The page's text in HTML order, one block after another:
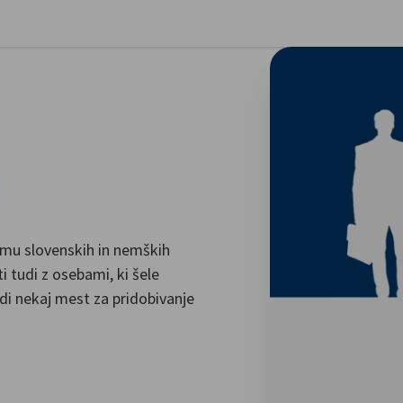
slovenskih in nemških
tudi z osebami, ki šele
nekaj mest za pridobivanje